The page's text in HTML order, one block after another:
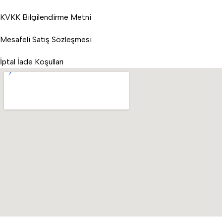
KVKK Bilgilendirme Metni
Mesafeli Satış Sözleşmesi
İptal İade Koşulları